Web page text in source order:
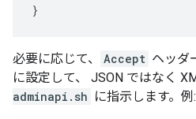
}
必要に応じて、 Accept ヘッダ
に設定して、 JSON ではなく
adminapi.sh に指示します。例: